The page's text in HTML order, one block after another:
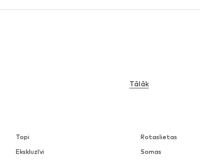
Topi Rotaslietas
Ekskluzīvi Somas
Tālāk